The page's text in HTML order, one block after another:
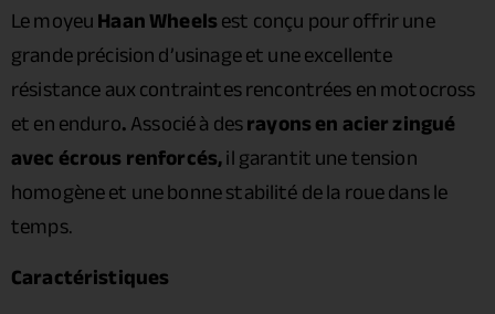
Le moyeuHaan Wheelsest conçu pour offrir une
grande précision d’usinage et une excellente
résistance aux contraintes rencontrées en motocross
et en enduro.Associé à desrayons en acier zingué
avec écrous renforcés,il garantit une tension
homogène et une bonne stabilité de la roue dans le
temps.
Caractéristiques